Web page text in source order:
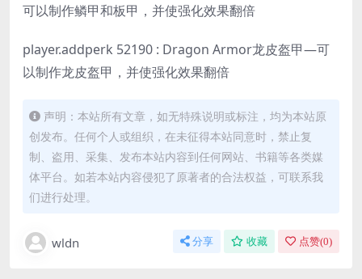
可以制作鳞甲和板甲，并使强化效果翻倍
player.addperk 52190 : Dragon Armor龙皮盔甲—可
以制作龙皮盔甲，并使强化效果翻倍
声明：本站所有文章，如无特殊说明或标注，均为本站原
创发布。任何个人或组织，在未征得本站同意时，禁止复
制、盗用、采集、发布本站内容到任何网站、书籍等各类媒
体平台。如若本站内容侵犯了原著者的合法权益，可联系我
们进行处理。
wldn 分享 收藏 点赞(0)